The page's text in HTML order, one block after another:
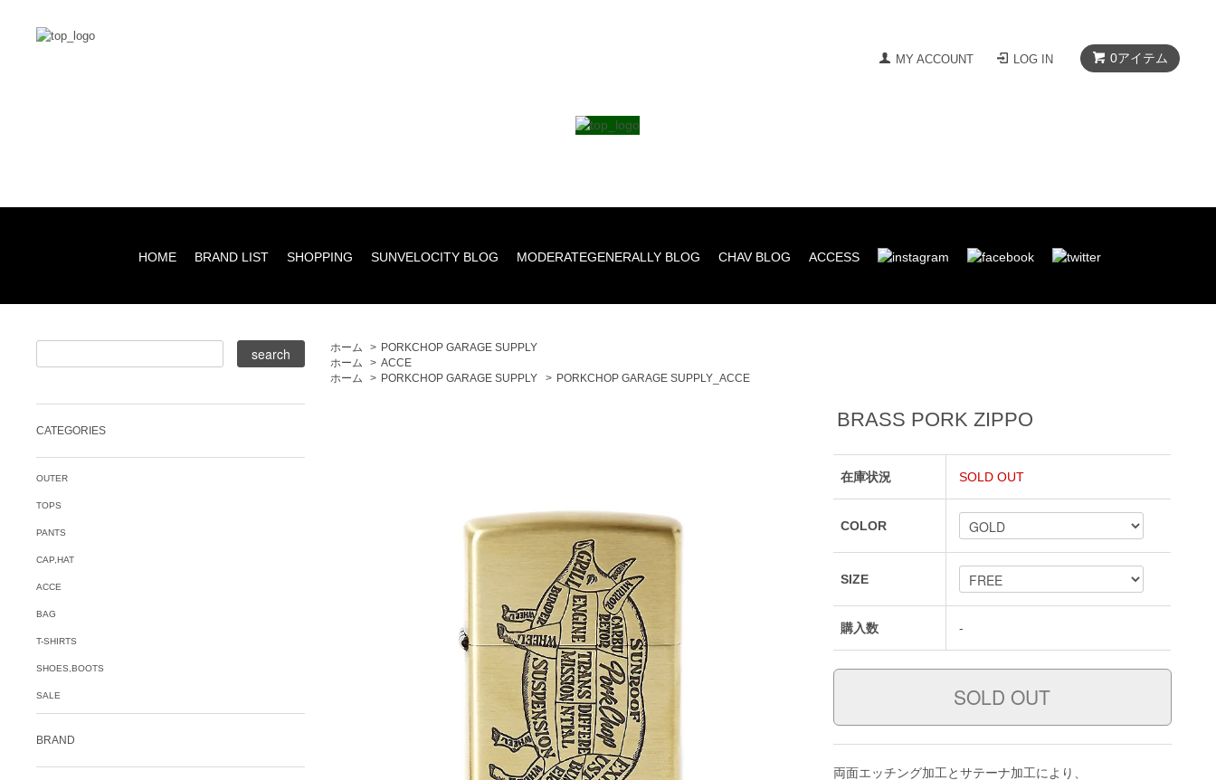
0アイテム
MY ACCOUNT LOG IN
HOME BRAND LIST SHOPPING SUNVELOCITY BLOG MODERATEGENERALLY BLOG CHAV BLOG ACCESS
ホーム > PORKCHOP GARAGE SUPPLY
ホーム
> ACCE
ホーム
> PORKCHOP GARAGE SUPPLY > PORKCHOP GARAGE SUPPLY_ACCE
BRASS PORK ZIPPO
在庫状況 SOLD OUT
COLOR
SIZE
購入数 -
両面エッチング加工とサテーナ加工により、
CATEGORIES
OUTER
TOPS
PANTS
CAP,HAT
ACCE
BAG
T-SHIRTS
SHOES,BOOTS
SALE
BRAND